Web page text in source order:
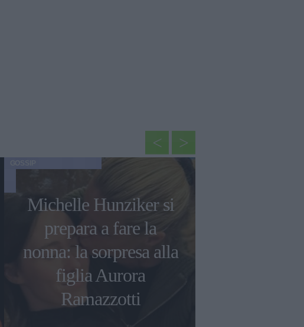
Michelle Hunziker si
prepara a fare la
nonna: la sorpresa alla
figlia Aurora
Ramazzotti